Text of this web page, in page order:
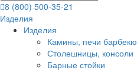
8 (800) 500-35-21
Изделия
Изделия
Камины, печи барбекю
Столешницы, консоли
Барные стойки